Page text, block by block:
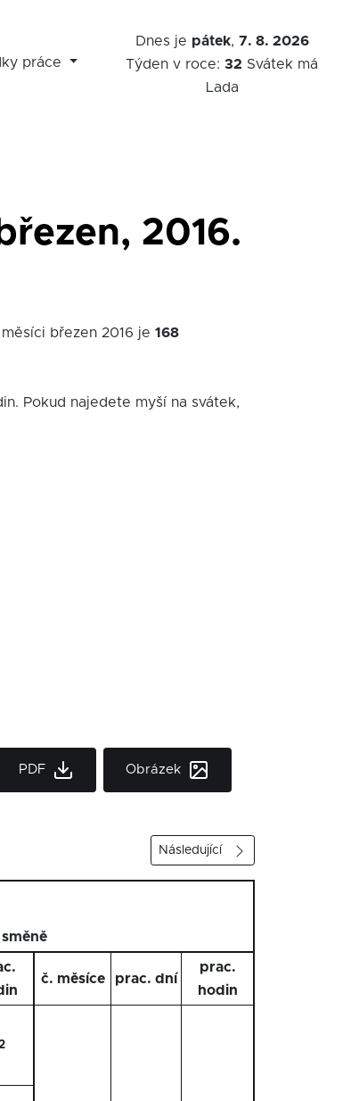
práce
Dnes je pátek, 7. 8. 2026
Týden v roce:32 Svátek má
Lada
2016.
březen 2016 je 168
Pokud najedete myší na svátek,
PDF Obrázek
Následující
č. měsíce prac. dní
prac.
hodin